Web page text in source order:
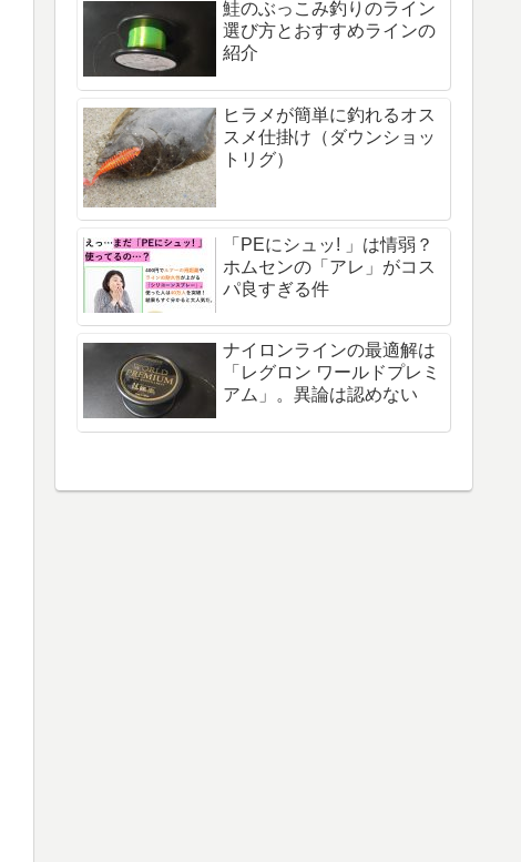
鮭のぶっこみ釣りのライン
選び方とおすすめラインの
紹介
ヒラメが簡単に釣れるオス
スメ仕掛け（ダウンショッ
トリグ）
「PEにシュッ! 」は情弱？
ホムセンの「アレ」がコス
パ良すぎる件
ナイロンラインの最適解は
「レグロン ワールドプレミ
アム」。異論は認めない